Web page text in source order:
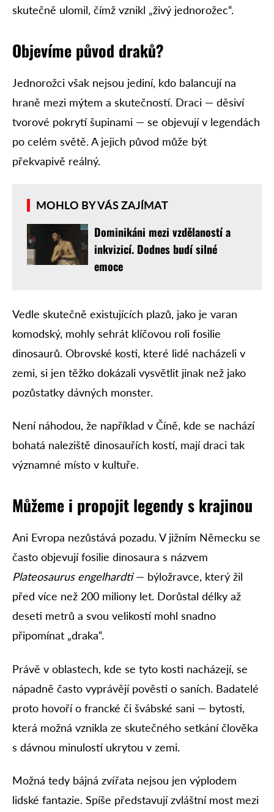
skutečně ulomil, čímž vznikl „živý jednorožec“.
Objevíme původ draků?
Jednorožci však nejsou jediní, kdo balancují na
hraně mezi mýtem a skutečností. Draci — děsiví
tvorové pokrytí šupinami — se objevují v legendách
po celém světě. A jejich původ může být
překvapivě reálný.
MOHLO BY VÁS ZAJÍMAT
Dominikáni mezi vzdělaností a
inkvizicí. Dodnes budí silné
emoce
Vedle skutečně existujících plazů, jako je varan
komodský, mohly sehrát klíčovou roli fosilie
dinosaurů. Obrovské kosti, které lidé nacházeli v
zemi, si jen těžko dokázali vysvětlit jinak než jako
pozůstatky dávných monster.
Není náhodou, že například v Číně, kde se nachází
bohatá naleziště dinosauřích kostí, mají draci tak
významné místo v kultuře.
Můžeme i propojit legendy s krajinou
Ani Evropa nezůstává pozadu. V jižním Německu se
často objevují fosilie dinosaura s názvem
Plateosaurus engelhardti— býložravce, který žil
před více než 200 miliony let. Dorůstal délky až
deseti metrů a svou velikostí mohl snadno
připomínat „draka“.
Právě v oblastech, kde se tyto kosti nacházejí, se
nápadně často vyprávějí pověsti o saních. Badatelé
proto hovoří o francké či švábské sani — bytosti,
která možná vznikla ze skutečného setkání člověka
s dávnou minulostí ukrytou v zemi.
Možná tedy bájná zvířata nejsou jen výplodem
lidské fantazie. Spíše představují zvláštní most mezi